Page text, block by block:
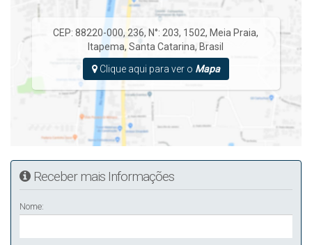
CEP: 88220-000, 236, N°: 203, 1502, Meia Praia,
Itapema,Santa Catarina, Brasil
Clique aqui para ver o Mapa
Receber mais Informações
Nome: